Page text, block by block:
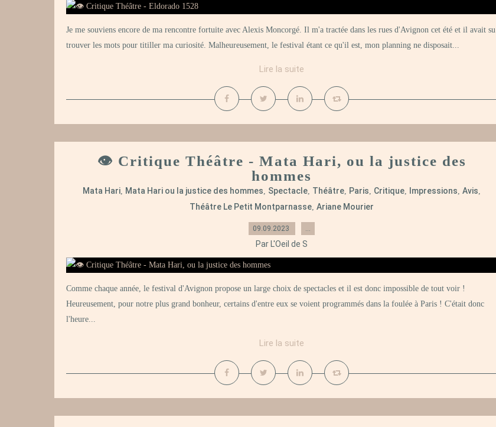
Je me souviens encore de ma rencontre fortuite avec Alexis Moncorgé. Il m'a tractée dans les rues d'Avignon cet été et il avait su
trouver les mots pour titiller ma curiosité. Malheureusement, le festival étant ce qu'il est, mon planning ne disposait...
Lire la suite
👁️ Critique Théâtre - Mata Hari, ou la justice des
hommes
Mata Hari, Mata Hari ou la justice des hommes, Spectacle, Théâtre, Paris, Critique, Impressions, Avis,
Théâtre Le Petit Montparnasse, Ariane Mourier
09.09.2023 …
Par L'Oeil de S
Comme chaque année, le festival d'Avignon propose un large choix de spectacles et il est donc impossible de tout voir !
Heureusement, pour notre plus grand bonheur, certains d'entre eux se voient programmés dans la foulée à Paris ! C'était donc
l'heure...
Lire la suite